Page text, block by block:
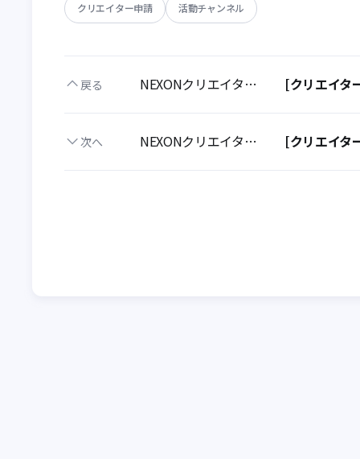
クリエイター申請 活動チャンネル
戻る NEXONクリエイターズ [クリエイタ
次へ NEXONクリエイターズ [クリエイタ